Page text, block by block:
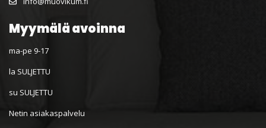
Myymälä avoinna
ma-pe 9-17
la SULJETTU
su SULJETTU
Netin asiakaspalvelu